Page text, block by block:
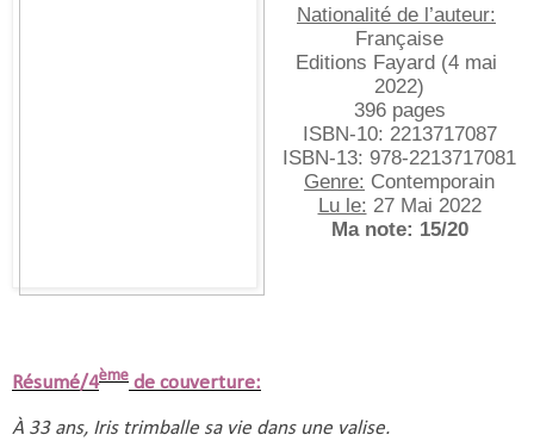
Nationalité de l’auteur:
Française
Editions Fayard (4 mai
2022)
396 pages
ISBN-10:‎ 2213717087
ISBN-13:‎ 978-2213717081
Genre: Contemporain
Lu le: 27 Mai 2022
Ma note: 15/20
Résumé/4ème de couverture:
À 33 ans, Iris trimballe sa vie dans une valise.